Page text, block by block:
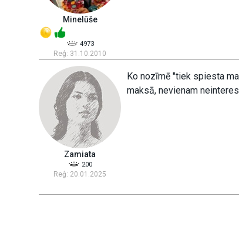
Minelūše
4973
Reģ: 31.10.2010
Zamiata
200
Reģ: 20.01.2025
Ko nozīmē "tiek spiesta
maksā, nevienam